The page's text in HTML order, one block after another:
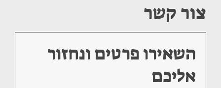
צור קשר
השאירו פרטים ונחזור
אליכם